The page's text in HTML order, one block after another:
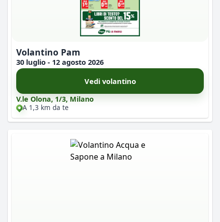
Volantino Pam
30 luglio - 12 agosto 2026
Vedi volantino
V.le Olona, 1/3, Milano
A 1,3 km da te